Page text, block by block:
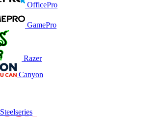
OfficePro
GamePro
Razer
Canyon
Steelseries